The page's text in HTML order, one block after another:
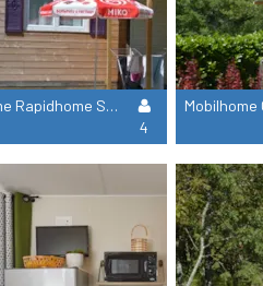
Mobilhome Rapidhome Salon 2 Habitaciones - Sábado
4